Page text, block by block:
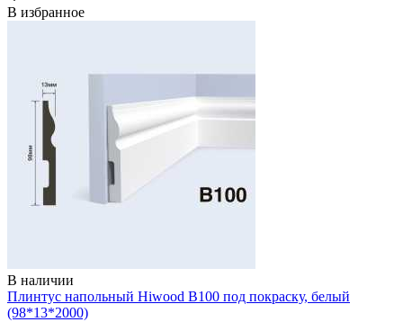
В избранное
В наличии
Плинтус напольный Hiwood B100 под покраску, белый
(98*13*2000)